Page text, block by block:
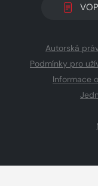
VOP
Autorská
Podmínky pro
Informace